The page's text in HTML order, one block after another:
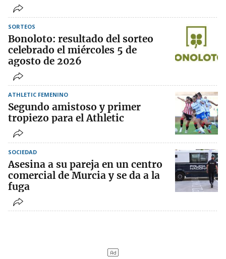
SORTEOS
Bonoloto: resultado del sorteo
celebrado el miércoles 5 de
agosto de 2026
ATHLETIC FEMENINO
Segundo amistoso y primer
tropiezo para el Athletic
SOCIEDAD
Asesina a su pareja en un centro
comercial de Murcia y se da a la
fuga